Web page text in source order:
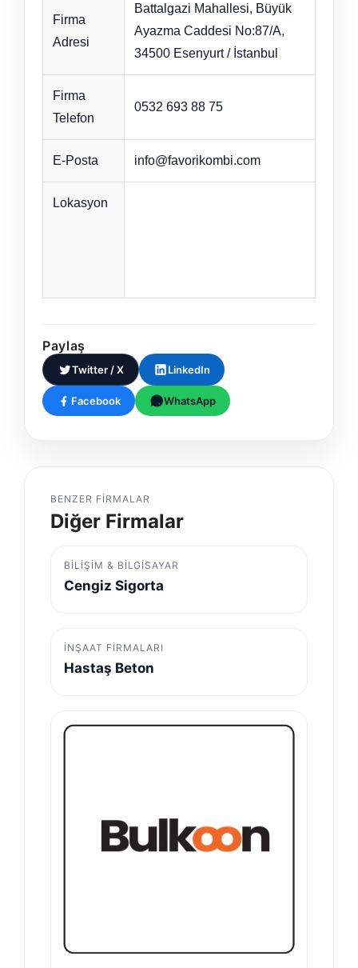
Firma
Adresi
Battalgazi Mahallesi, Büyük
Ayazma Caddesi No:87/A,
34500 Esenyurt / İstanbul
Firma
Telefon
0532 693 88 75
E-Posta info@favorikombi.com
Lokasyon
Paylaş
Twitter / X LinkedIn
Facebook WhatsApp
BENZER FIRMALAR
Diğer Firmalar
BILIŞIM & BILGISAYAR
Cengiz Sigorta
İNŞAAT FIRMALARI
Hastaş Beton